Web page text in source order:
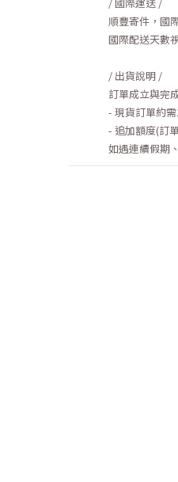
順豐寄件，國
國際配送天數
/ 出貨說明 /
訂單成立與完
- 現貨訂單約
- 追加額度(訂
如遇連續假期